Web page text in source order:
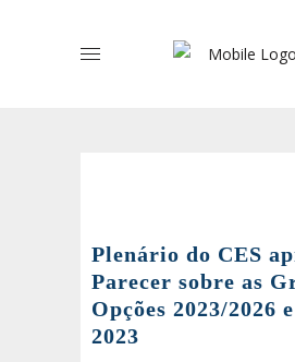
Plenário do CES
Parecer sobre as
Opções 2023/2026
2023